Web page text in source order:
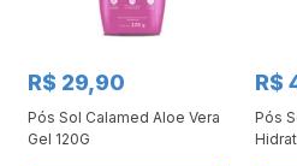
R$ 29,90
Pós Sol Calamed Aloe Vera
Gel 120G
R$
Pós